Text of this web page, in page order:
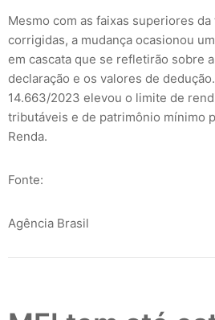
Mesmo com as faixas superiores
corrigidas, a mudança ocasionou
em cascata que se refletirão sobre
declaração e os valores de
14.663/2023 elevou o limite de
tributáveis e de patrimônio mínimo
Renda.
Fonte:
Agência Brasil